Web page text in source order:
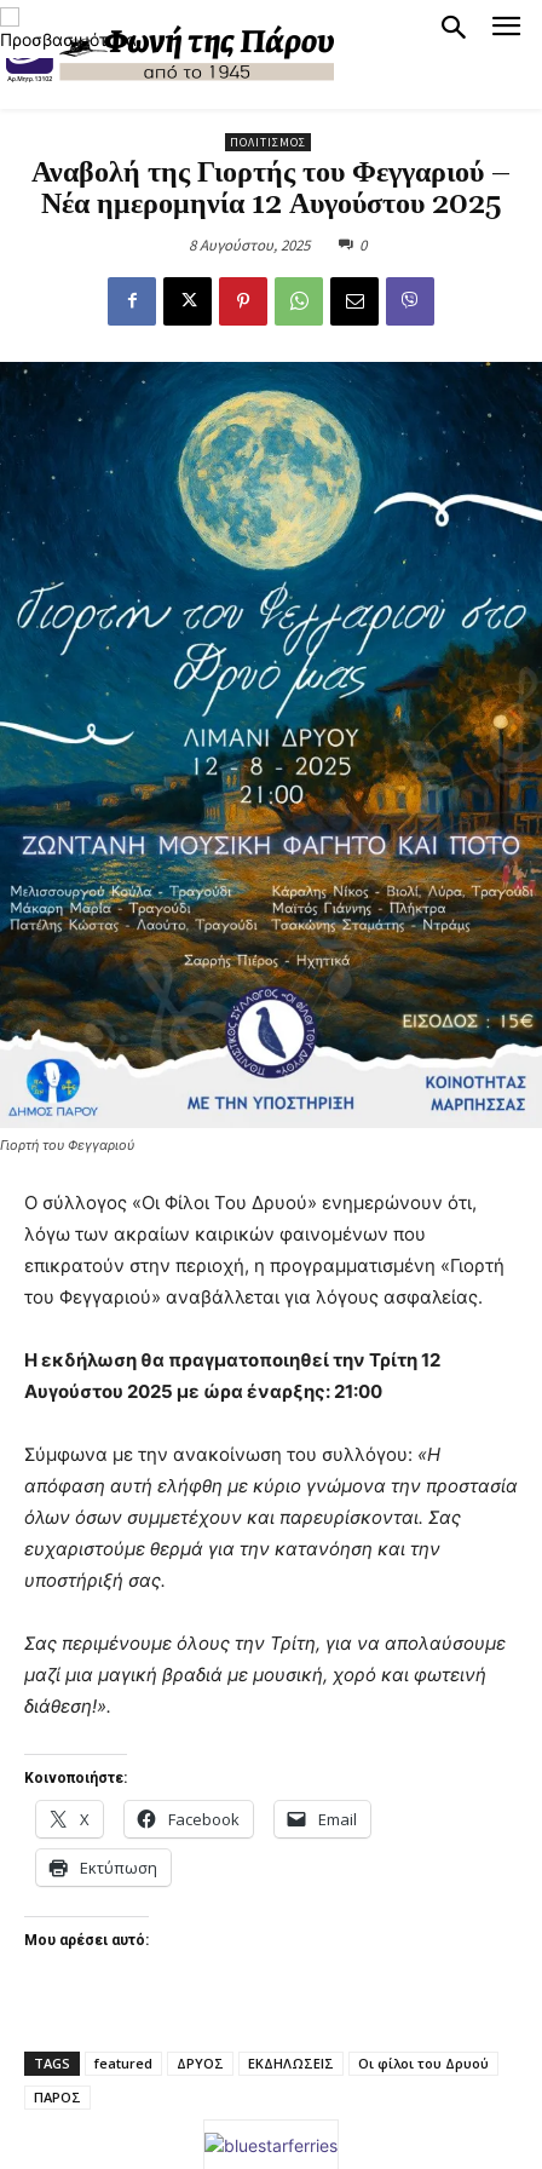
ΠΟΛΙΤΙΣΜΌΣ
Αναβολή της Γιορτής του Φεγγαριού –
Νέα ημερομηνία 12 Αυγούστου 2025
8 Αυγούστου, 2025 0
Γιορτή του Φεγγαριού
Ο σύλλογος «Οι Φίλοι Του Δρυού» ενημερώνουν ότι,
λόγω των ακραίων καιρικών φαινομένων που
επικρατούν στην περιοχή, η προγραμματισμένη «Γιορτή
του Φεγγαριού» αναβάλλεται για λόγους ασφαλείας.
Η εκδήλωση θα πραγματοποιηθεί την Τρίτη 12
Αυγούστου 2025 με ώρα έναρξης: 21:00
Σύμφωνα με την ανακοίνωση του συλλόγου: «Η
απόφαση αυτή ελήφθη με κύριο γνώμονα την προστασία
όλων όσων συμμετέχουν και παρευρίσκονται. Σας
ευχαριστούμε θερμά για την κατανόηση και την
υποστήριξή σας.
Σας περιμένουμε όλους την Τρίτη, για να απολαύσουμε
μαζί μια μαγική βραδιά με μουσική, χορό και φωτεινή
διάθεση!».
Κοινοποιήστε:
X Facebook Email
Εκτύπωση
Μου αρέσει αυτό:
TAGS featured ΔΡΥΟΣ ΕΚΔΗΛΩΣΕΙΣ
Οι φίλοι του Δρυού
ΠΑΡΟΣ